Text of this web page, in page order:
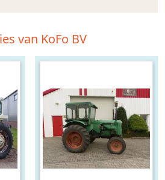
van KoFo BV